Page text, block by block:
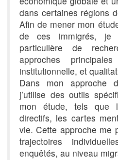
dans certaines régions
Afin de mener mon
de ces immigrés, je
particulière de
approches
institutionnelle, et
Dans mon approche
j’utilise des outils
mon étude, tels que
directifs, les cartes
vie. Cette approche me
trajectoires
enquêtés, au niveau
Previous